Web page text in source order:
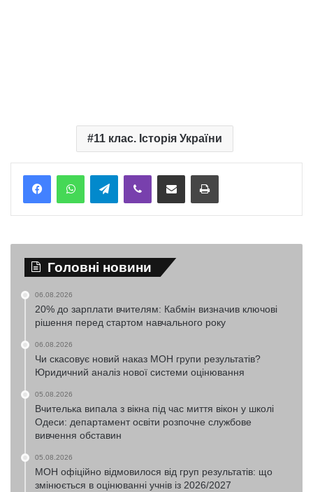
11 клас. Історія України
TelegramViber Надіслати електронною поштоюНадрукувати
Головні новини
06.08.2026
20% до зарплати вчителям: Кабмін визначив ключові
рішення перед стартом навчального року
06.08.2026
Чи скасовує новий наказ МОН групи результатів?
Юридичний аналіз нової системи оцінювання
05.08.2026
Вчителька випала з вікна під час миття вікон у школі
Одеси: департамент освіти розпочне службове
вивчення обставин
05.08.2026
МОН офіційно відмовилося від груп результатів: що
змінюється в оцінюванні учнів із 2026/2027